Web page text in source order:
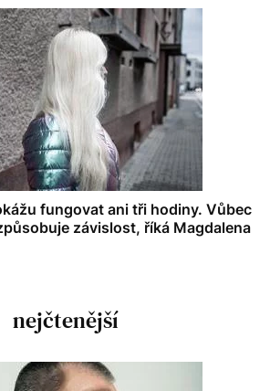
fungovat ani tři hodiny. Vůbec
závislost, říká Magdalena
nejčtenější